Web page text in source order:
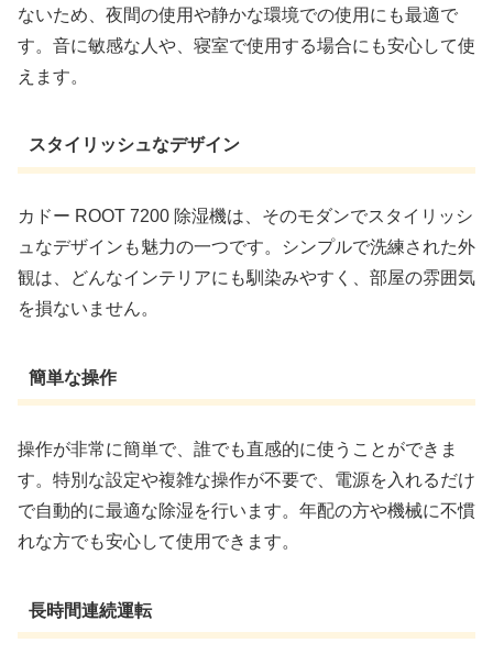
ないため、夜間の使用や静かな環境での使用にも最適で
す。音に敏感な人や、寝室で使用する場合にも安心して使
えます。
スタイリッシュなデザイン
カドー ROOT 7200 除湿機は、そのモダンでスタイリッシ
ュなデザインも魅力の一つです。シンプルで洗練された外
観は、どんなインテリアにも馴染みやすく、部屋の雰囲気
を損ないません。
簡単な操作
操作が非常に簡単で、誰でも直感的に使うことができま
す。特別な設定や複雑な操作が不要で、電源を入れるだけ
で自動的に最適な除湿を行います。年配の方や機械に不慣
れな方でも安心して使用できます。
長時間連続運転